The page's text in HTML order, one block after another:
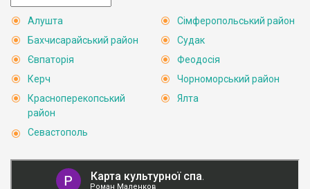
Алушта
Бахчисарайський район
Євпаторія
Керч
Красноперекопський
район
Севастополь
Сімферопольський район
Судак
Феодосія
Чорноморський район
Ялта